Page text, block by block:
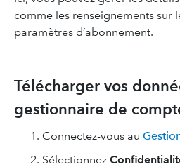
comme les renseignements sur
paramètres d’abonnement.
Télécharger vos
gestionnaire de
Connectez-vous au
Sélectionnez